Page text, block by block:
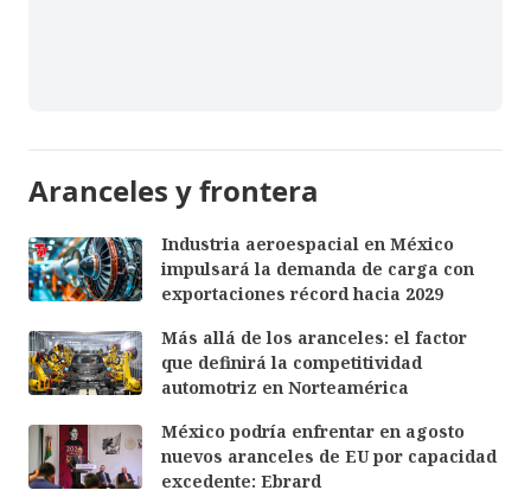
Aranceles y frontera
Industria aeroespacial en México
impulsará la demanda de carga con
exportaciones récord hacia 2029
Más allá de los aranceles: el factor
que definirá la competitividad
automotriz en Norteamérica
México podría enfrentar en agosto
nuevos aranceles de EU por capacidad
excedente: Ebrard